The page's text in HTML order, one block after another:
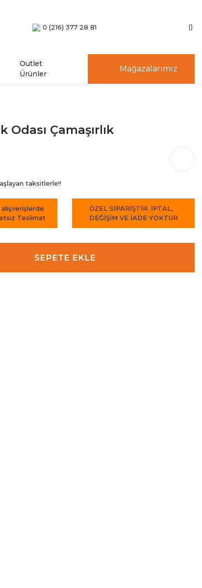
0 (216) 377 28 81
Outlet
Ürünler
Mağazalarımız
Odası Çamaşırlık
taksitlerle!!
Teslimat
ÖZEL SİPARİŞTİR. İPTAL,
DEĞİŞİM VE İADE YOKTUR
SEPETE EKLE